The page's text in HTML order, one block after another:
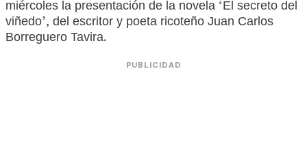
miércoles la presentación de la novela ‘El secreto del
viñedo’, del escritor y poeta ricoteño Juan Carlos
Borreguero Tavira.
PUBLICIDAD